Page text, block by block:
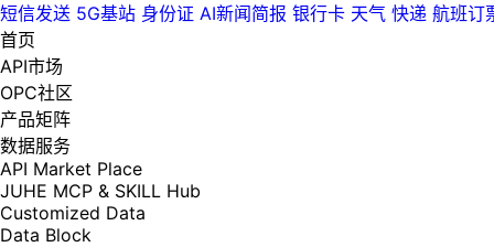
短信发送 5G基站 身份证 AI新闻简报 银行卡 天气 快递 航班订
首页
API市场
OPC社区
产品矩阵
数据服务
API Market Place
JUHE MCP & SKILL Hub
Customized Data
Data Block